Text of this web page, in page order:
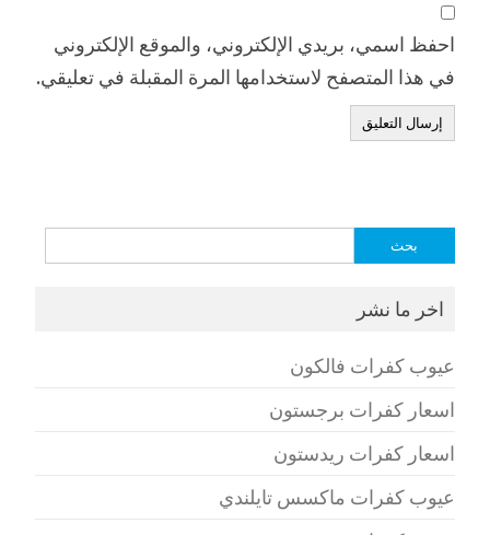
احفظ اسمي، بريدي الإلكتروني، والموقع الإلكتروني
في هذا المتصفح لاستخدامها المرة المقبلة في تعليقي.
البحث
اخر ما نشر
عيوب كفرات فالكون
اسعار كفرات برجستون
اسعار كفرات ريدستون
عيوب كفرات ماكسس تايلندي